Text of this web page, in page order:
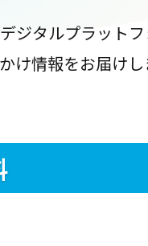
ジタルプラット
け情報をお届け